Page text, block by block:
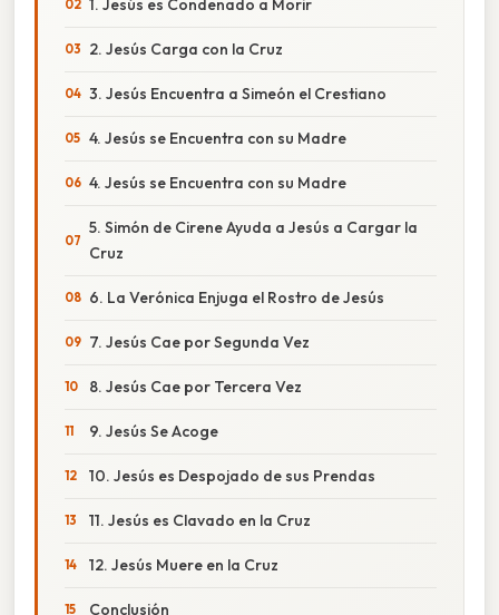
1. Jesús es Condenado a Morir
2. Jesús Carga con la Cruz
3. Jesús Encuentra a Simeón el Crestiano
4. Jesús se Encuentra con su Madre
4. Jesús se Encuentra con su Madre
5. Simón de Cirene Ayuda a Jesús a Cargar la
Cruz
6. La Verónica Enjuga el Rostro de Jesús
7. Jesús Cae por Segunda Vez
8. Jesús Cae por Tercera Vez
9. Jesús Se Acoge
10. Jesús es Despojado de sus Prendas
11. Jesús es Clavado en la Cruz
12. Jesús Muere en la Cruz
Conclusión